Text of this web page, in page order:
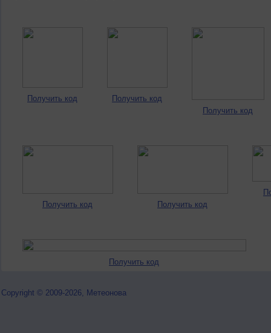
Получить код
Получить код
Получить код
Получить код Получить код
Получить код
Copyright © 2009-2026, Метеонова